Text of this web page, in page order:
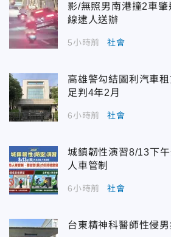
影/無照男南港撞2車
線逮人送辦
5小時前 社會
高雄警勾結圖利汽車
足判4年2月
6小時前 社會
城鎮韌性演習8/13下
人車管制
6小時前 社會
台東精神科醫師性侵